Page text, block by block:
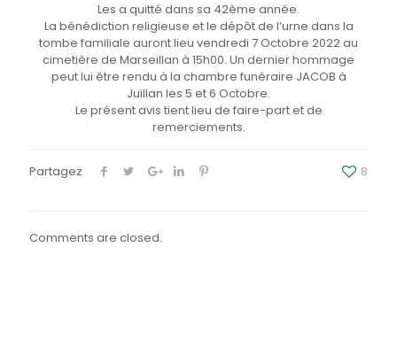
Les a quitté dans sa 42ème année.
La bénédiction religieuse et le dépôt de l’urne dans la
tombe familiale auront lieu vendredi 7 Octobre 2022 au
cimetière de Marseillan à 15h00. Un dernier hommage
peut lui être rendu à la chambre funéraire JACOB à
Juillan les 5 et 6 Octobre.
Le présent avis tient lieu de faire-part et de
remerciements.
Partagez 8
Comments are closed.